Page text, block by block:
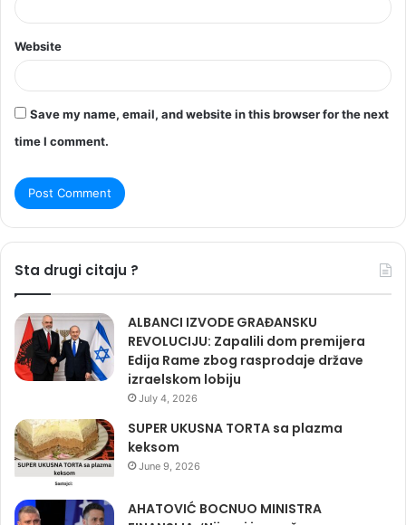
Website
Save my name, email, and website in this browser for the next
time I comment.
Sta drugi citaju ?
ALBANCI IZVODE GRAĐANSKU
REVOLUCIJU: Zapalili dom premijera
Edija Rame zbog rasprodaje države
izraelskom lobiju
July 4, 2026
SUPER UKUSNA TORTA sa plazma
keksom
June 9, 2026
AHATOVIĆ BOCNUO MINISTRA